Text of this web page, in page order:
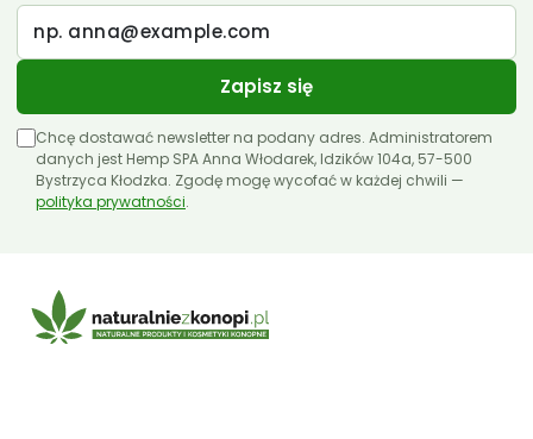
Zapisz się
Chcę dostawać newsletter na podany adres. Administratorem
danych jest Hemp SPA Anna Włodarek, Idzików 104a, 57-500
Bystrzyca Kłodzka. Zgodę mogę wycofać w każdej chwili —
polityka prywatności.